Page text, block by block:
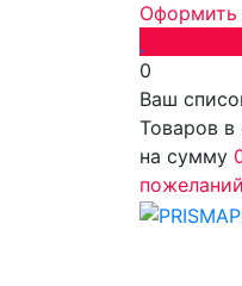
Оформить
0
Ваш
Товаров в
на сумму
пожеланий